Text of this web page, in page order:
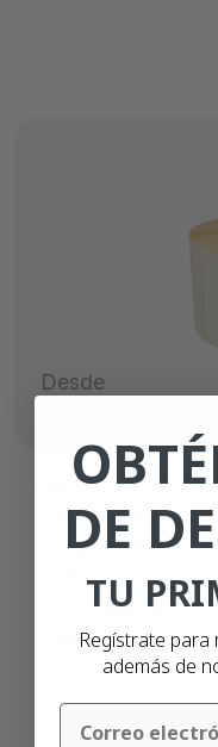
Desde
Zebra etiquetas
102mm x 150mm
Térmico directo
Adhesivo
900 etiquetas
Núcleo de 76mm
DE
TU
Regístrate para
además de
Email